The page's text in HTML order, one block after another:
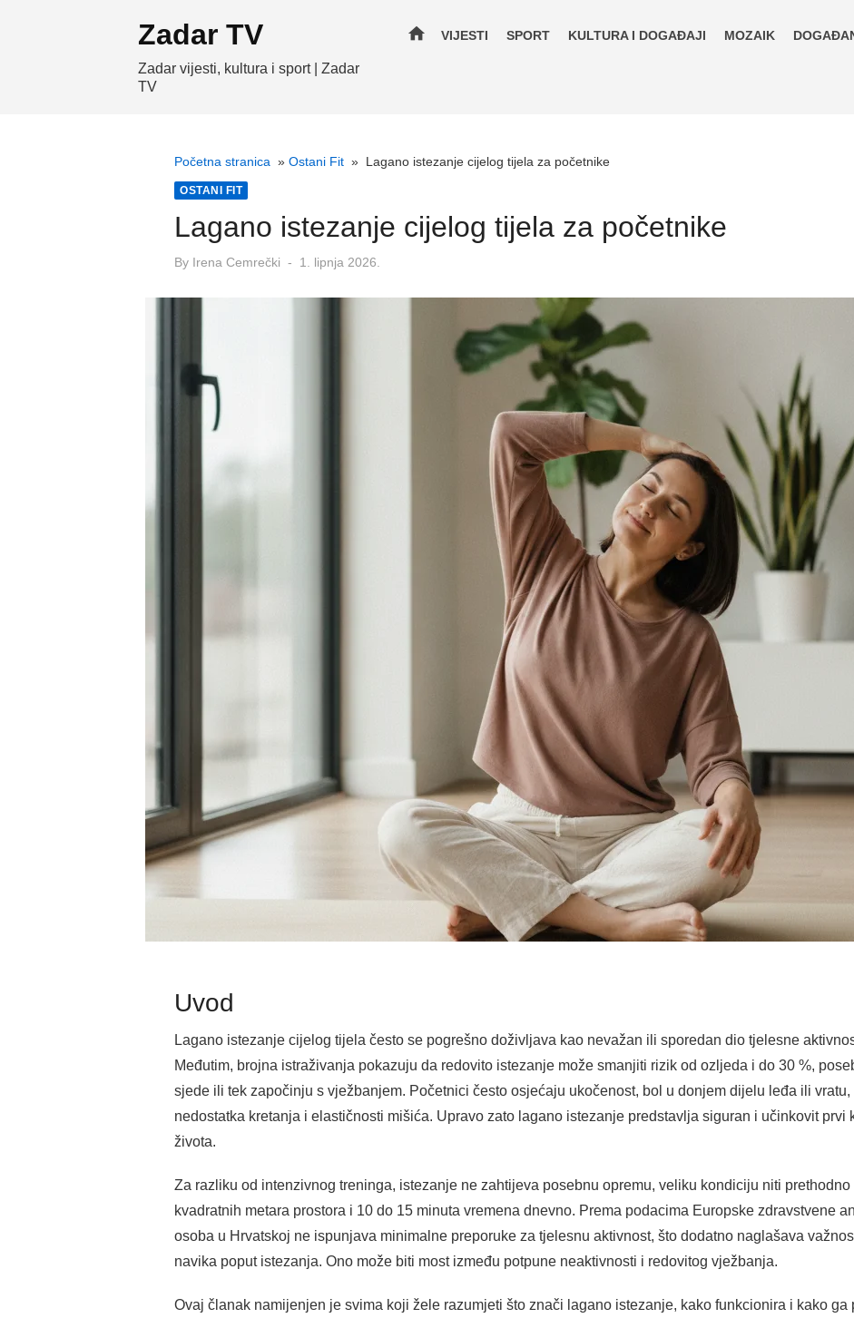
Zadar TV
Zadar vijesti, kultura i sport | Zadar
TV
home VIJESTI SPORT KULTURA I DOGAĐAJI MOZAIK
Početna stranica » Ostani Fit » Lagano istezanje cijelog tijela za početnike
OSTANI FIT
Lagano istezanje cijelog tijela za početnike
By Irena Cemrečki
Posted
1. lipnja 2026.
Uvod
Lagano istezanje cijelog tijela često se pogrešno doživljava kao nevažan ili sporedan dio tjelesne
Međutim, brojna istraživanja pokazuju da redovito istezanje može smanjiti rizik od ozljeda i do 30 %,
sjede ili tek započinju s vježbanjem. Početnici često osjećaju ukočenost, bol u donjem dijelu leđa ili
nedostatka kretanja i elastičnosti mišića. Upravo zato lagano istezanje predstavlja siguran i učinkovit prvi
života.
Za razliku od intenzivnog treninga, istezanje ne zahtijeva posebnu opremu, veliku kondiciju niti
kvadratnih metara prostora i 10 do 15 minuta vremena dnevno. Prema podacima Europske zdravstvene
osoba u Hrvatskoj ne ispunjava minimalne preporuke za tjelesnu aktivnost, što dodatno naglašava
navika poput istezanja. Ono može biti most između potpune neaktivnosti i redovitog vježbanja.
Ovaj članak namijenjen je svima koji žele razumjeti što znači lagano istezanje, kako funkcionira i kako ga